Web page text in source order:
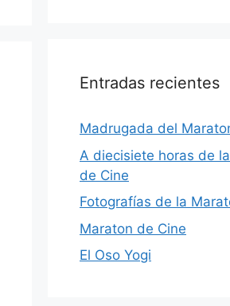
Entradas recientes
Madrugada del
A diecisiete horas de
de Cine
Fotografías de la
Maraton de Cine
El Oso Yogi